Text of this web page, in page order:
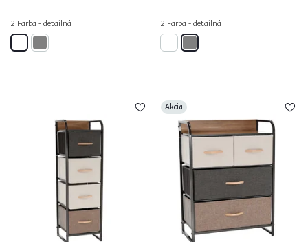
2 Farba - detailná 2 Farba - detailná
Akcia